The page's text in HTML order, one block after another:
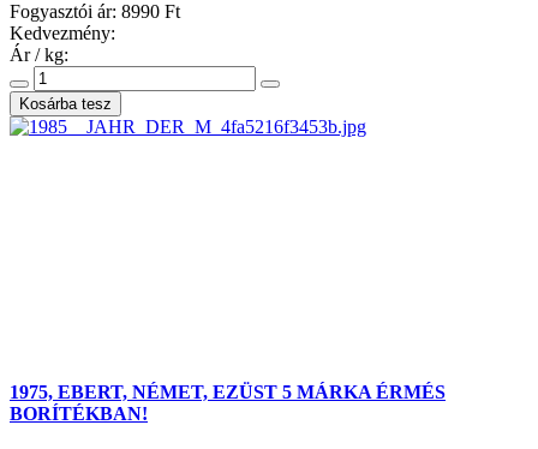
Fogyasztói ár: 8990 Ft
Kedvezmény:
Ár / kg:
1975, EBERT, NÉMET, EZÜST 5 MÁRKA ÉRMÉS
BORÍTÉKBAN!